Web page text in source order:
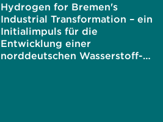
Hydrogen for Bremen's
Industrial Transformation – ein
Initialimpuls für die
Entwicklung einer
norddeutschen Wasserstoff-